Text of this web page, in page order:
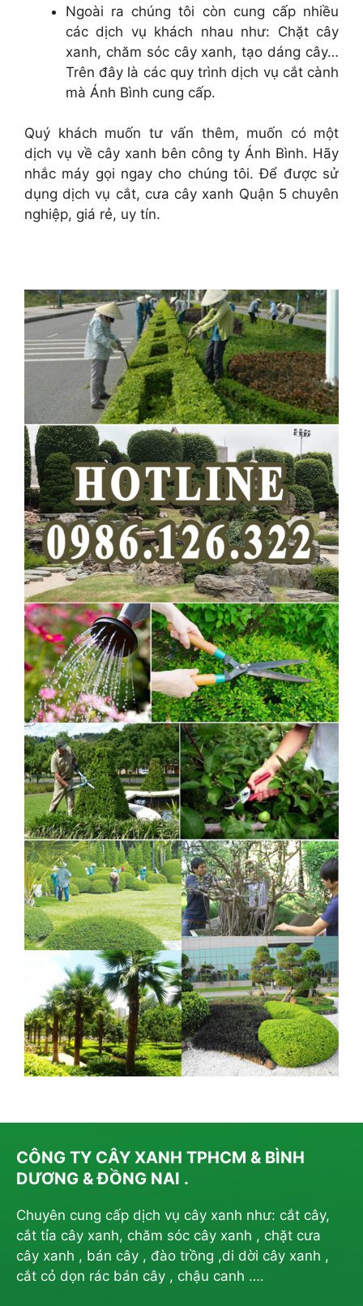
Ngoài ra chúng tôi còn cung cấp nhiều
các dịch vụ khách nhau như: Chặt cây
xanh, chăm sóc cây xanh, tạo dáng cây…
Trên đây là các quy trình dịch vụ cắt cành
mà Ánh Bình cung cấp.
Quý khách muốn tư vấn thêm, muốn có một
dịch vụ về cây xanh bên công ty Ánh Bình. Hãy
nhắc máy gọi ngay cho chúng tôi. Để được sử
dụng dịch vụ cắt, cưa cây xanh Quận 5 chuyên
nghiệp, giá rẻ, uy tín.
CÔNG TY CÂY XANH TPHCM & BÌNH
DƯƠNG & ĐỒNG NAI .
Chuyên cung cấp dịch vụ cây xanh như: cắt cây,
cắt tỉa cây xanh, chăm sóc cây xanh , chặt cưa
cây xanh , bán cây , đào trồng ,di dời cây xanh ,
cắt cỏ dọn rác bán cây , chậu canh ….